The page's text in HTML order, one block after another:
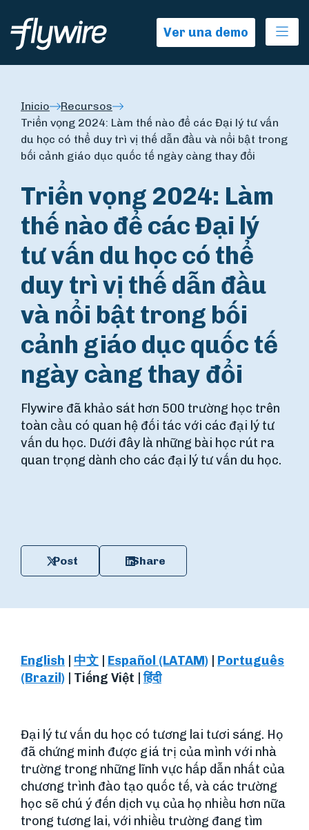
Ver una demo
Inicio
Recursos
Triển vọng 2024: Làm thế nào để các Đại lý tư vấn
du học có thể duy trì vị thế dẫn đầu và nổi bật trong
bối cảnh giáo dục quốc tế ngày càng thay đổi
Triển vọng 2024: Làm
thế nào để các Đại lý
tư vấn du học có thể
duy trì vị thế dẫn đầu
và nổi bật trong bối
cảnh giáo dục quốc tế
ngày càng thay đổi
Flywire đã khảo sát hơn 500 trường học trên
toàn cầu có quan hệ đối tác với các đại lý tư
vấn du học. Dưới đây là những bài học rút ra
quan trọng dành cho các đại lý tư vấn du học.
Post Share
English 中文 Español (LATAM)
Português
(Brazil)
Tiếng Việt |हिंदी
Đại lý tư vấn du học có tương lai tươi sáng. Họ
đã chứng minh được giá trị của mình với nhà
trường trong những lĩnh vực hấp dẫn nhất của
chương trình đào tạo quốc tế, và các trường
học sẽ chú ý đến dịch vụ của họ nhiều hơn nữa
trong tương lai, với nhiều trường đang tìm